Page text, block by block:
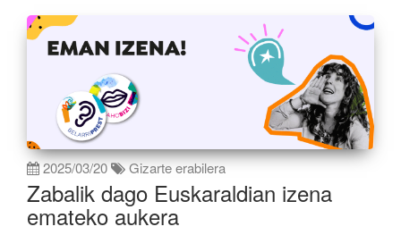
2025/03/20 Gizarte erabilera
Zabalik dago Euskaraldian izena
emateko aukera